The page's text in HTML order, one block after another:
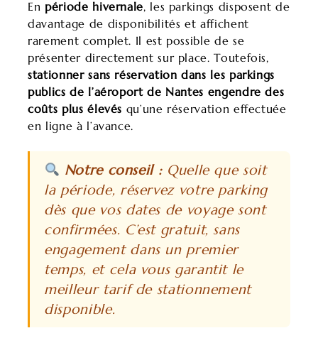
En période hivernale, les parkings disposent de
davantage de disponibilités et affichent
rarement complet. Il est possible de se
présenter directement sur place. Toutefois,
stationner sans réservation dans les parkings
publics de l’aéroport de Nantes engendre des
coûts plus élevés qu’une réservation effectuée
en ligne à l’avance.
Notre conseil :Quelle que soit
la période, réservez votre parking
dès que vos dates de voyage sont
confirmées. C’est gratuit, sans
engagement dans un premier
temps, et cela vous garantit le
meilleur tarif de stationnement
disponible.